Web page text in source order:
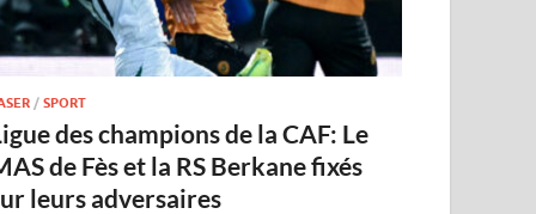
/SPORT
des champions de la CAF: Le
de Fès et la RS Berkane fixés
leurs adversaires